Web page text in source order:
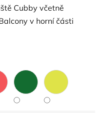
Cubby včetně
v horní části